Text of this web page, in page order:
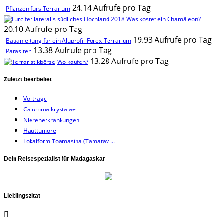
Pflanzen fürs Terrarium 24.14 Aufrufe pro Tag
Was kostet ein Chamäleon?
20.10 Aufrufe pro Tag
Bauanleitung für ein Aluprofil-Forex-Terrarium 19.93 Aufrufe pro Tag
Parasiten 13.38 Aufrufe pro Tag
Wo kaufen? 13.28 Aufrufe pro Tag
Zuletzt bearbeitet
Vorträge
Calumma krystalae
Nierenerkrankungen
Hauttumore
Lokalform Toamasina (Tamatav ...
Dein Reisespezialist für Madagaskar
Lieblingszitat